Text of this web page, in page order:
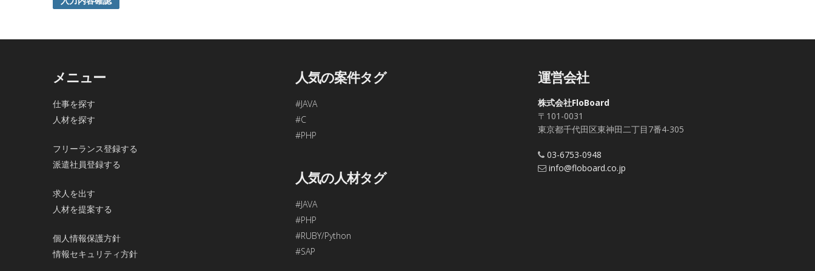
ご本人の同意がある場合または法令に基づく場合を除き、今回ご入力頂く個人情報は第三者に提供しません。
ご自身の個人情報の開示等（利用目的の通知、開示、内容の訂正・追加・削除、利用の停止または消去、第三者への提供
なお、個人情報に関する弊社問合わせ先は、次の通りです。
〒101-0031 東京都千代田区東神田二丁目7番4-305
メールアドレス: info@floboard.co.jp TEL: 03-6753-0948
（受付時間 9:00～18:00 ※土・日曜日、祝日、年末年始、ゴールデンウィークを除く)
6. 個人情報における任意性について
個人情報のご提供は、ご本人の任意です。ただし、必須項目をご入力頂けない場合は本フォームをご利用頂けませんの
メニュー
仕事を探す
人材を探す
フリーランス登録する
派遣社員登録する
求人を出す
人材を提案する
個人情報保護方針
情報セキュリティ方針
人気の案件タグ
#JAVA
#C
#PHP
人気の人材タグ
#JAVA
#PHP
#RUBY/Python
#SAP
運営会社
株式会社FloBoard
〒101-0031
東京都千代田区東神田二丁目7番4-305
03-6753-0948
info@floboard.co.jp